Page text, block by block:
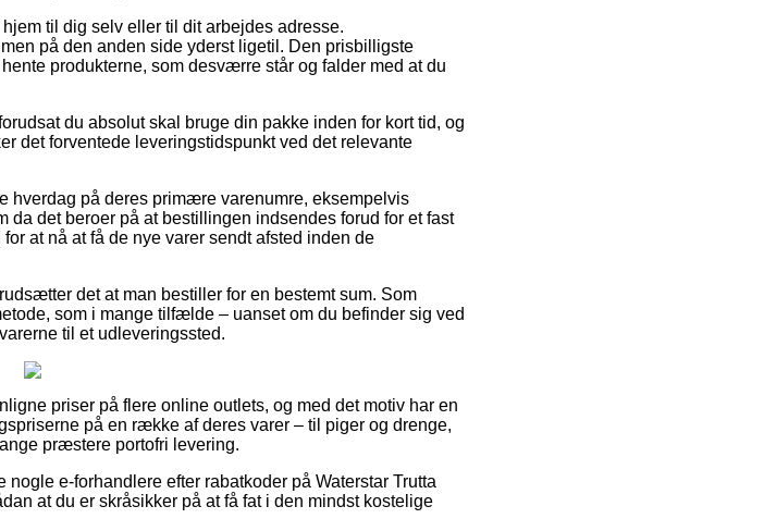
til dig selv eller til dit arbejdes adresse.
på den anden side yderst ligetil. Den prisbilligste
produkterne, som desværre står og falder med at du
du absolut skal bruge din pakke inden for kort tid, og
det forventede leveringstidspunkt ved det relevante
hverdag på deres primære varenumre, eksempelvis
da det beroer på at bestillingen indsendes forud for et fast
at nå at få de nye varer sendt afsted inden de
det at man bestiller for en bestemt sum. Som
som i mange tilfælde – uanset om du befinder sig ved
til et udleveringssted.
priser på flere online outlets, og med det motiv har en
på en række af deres varer – til piger og drenge,
præstere portofri levering.
e-forhandlere efter rabatkoder på Waterstar Trutta
at du er skråsikker på at få fat i den mindst kostelige